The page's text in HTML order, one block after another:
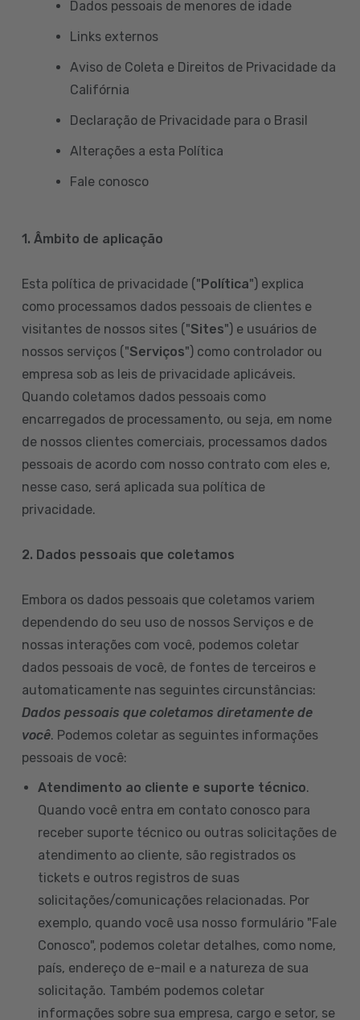
Dados pessoais de menores de idade
Links externos
Aviso de Coleta e Direitos de Privacidade da
Califórnia
Declaração de Privacidade para o Brasil
Alterações a esta Política
Fale conosco
1. Âmbito de aplicação
Esta política de privacidade ("Política") explica
como processamos dados pessoais de clientes e
visitantes de nossos sites ("Sites") e usuários de
nossos serviços ("Serviços") como controlador ou
empresa sob as leis de privacidade aplicáveis.
Quando coletamos dados pessoais como
encarregados de processamento, ou seja, em nome
de nossos clientes comerciais, processamos dados
pessoais de acordo com nosso contrato com eles e,
nesse caso, será aplicada sua política de
privacidade.
2. Dados pessoais que coletamos
Embora os dados pessoais que coletamos variem
dependendo do seu uso de nossos Serviços e de
nossas interações com você, podemos coletar
dados pessoais de você, de fontes de terceiros e
automaticamente nas seguintes circunstâncias:
Dados pessoais que coletamos diretamente de
você. Podemos coletar as seguintes informações
pessoais de você:
Atendimento ao cliente e suporte técnico.
Quando você entra em contato conosco para
receber suporte técnico ou outras solicitações de
atendimento ao cliente, são registrados os
tickets e outros registros de suas
solicitações/comunicações relacionadas. Por
exemplo, quando você usa nosso formulário "Fale
Conosco", podemos coletar detalhes, como nome,
país, endereço de e-mail e a natureza de sua
solicitação. Também podemos coletar
informações sobre sua empresa, cargo e setor, se